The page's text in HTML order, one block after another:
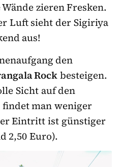
zieren Fresken.
Luft sieht der Sigiriya
aus!
den
Rockbesteigen.
Sicht auf den
man weniger
Eintritt ist günstiger
2,50 Euro).